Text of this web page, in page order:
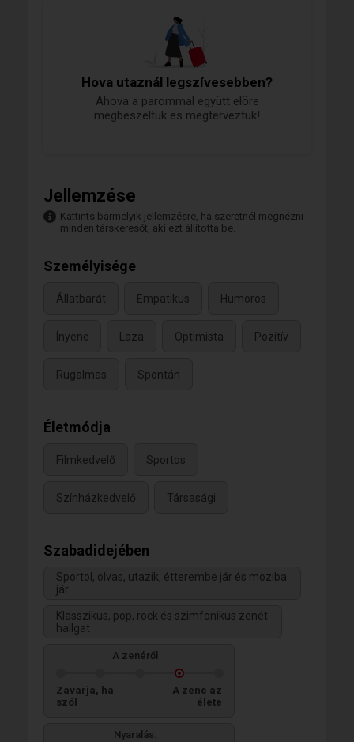
Hova utaznál legszívesebben?
Ahova a parommal együtt elöre
megbeszeltük es megterveztük!
Jellemzése
Kattints bármelyik jellemzésre, ha szeretnél megnézni
minden társkeresőt, aki ezt állította be.
Személyisége
Állatbarát Empatikus Humoros
Ínyenc Laza Optimista Pozitív
Rugalmas Spontán
Életmódja
Filmkedvelő Sportos
Színházkedvelő Társasági
Szabadidejében
Sportol, olvas, utazik, étterembe jár és moziba
jár
Klasszikus, pop, rock és szimfonikus zenét
hallgat
A zenéről
Zavarja, ha
szól
A zene az
élete
Nyaralás: